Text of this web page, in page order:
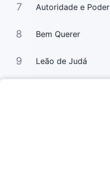
7 Autoridade e Poder
8 Bem Querer
9 Leão de Judá